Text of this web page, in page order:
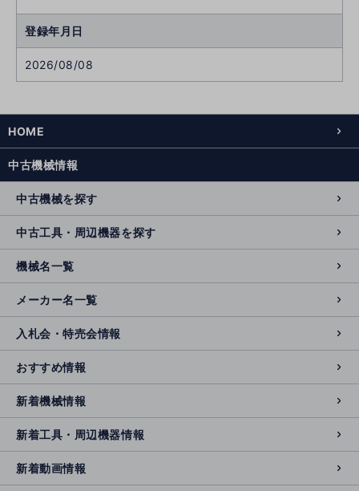
登録年月日
2026/08/08
HOME
中古機械情報
中古機械を探す
中古工具・周辺機器を探す
機械名一覧
メーカー名一覧
入札会・特売会情報
おすすめ情報
新着機械情報
新着工具・周辺機器情報
新着動画情報